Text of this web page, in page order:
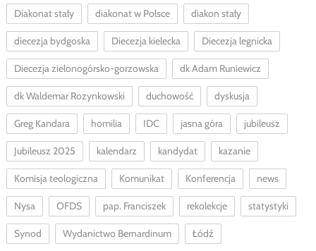
Diakonat stały diakonat w Polsce diakon stały
diecezja bydgoska Diecezja kielecka Diecezja legnicka
Diecezja zielonogórsko-gorzowska dk Adam Runiewicz
dk Waldemar Rozynkowski duchowość dyskusja
Greg Kandara homilia IDC jasna góra jubileusz
Jubileusz 2025 kalendarz kandydat kazanie
Komisja teologiczna Komunikat Konferencja news
Nysa OFDS pap. Franciszek rekolekcje statystyki
Synod Wydanictwo Bernardinum Łódź